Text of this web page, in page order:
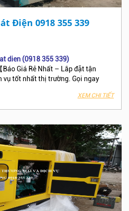
Điện 0918 355 339
dien (0918 355 339)
Giá Rẻ Nhất – Lắp đặt tận
vụ tốt nhất thị trường. Gọi ngay
ngũ kỹ thuật chuyên nghiệp lành
quý khách hàng hài lòng.
XEM CHI TIẾT